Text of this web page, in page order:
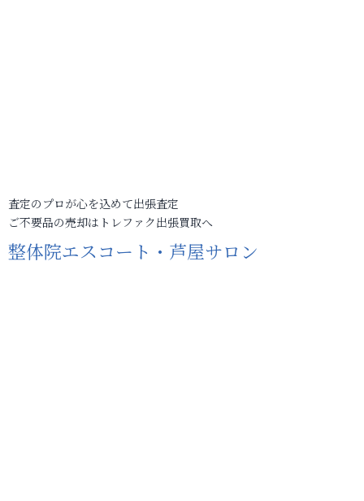
査定のプロが心を込めて出張査定
ご不要品の売却はトレファク出張買取へ
整体院エスコート・芦屋サロン